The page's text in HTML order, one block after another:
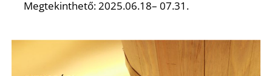
Megtekinthető: 2025.06.18– 07.31.